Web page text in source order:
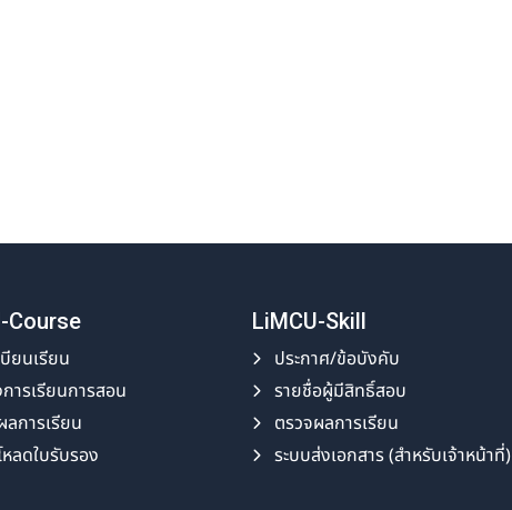
Course
ยนเรียน
ารเรียนการสอน
ลการเรียน
ลดใบรับรอง
LiMCU-Skill
ประกาศ/ข้อบังคับ
รายชื่อผู้มีสิทธิ์สอบ
ตรวจผลการเรียน
ระบบส่งเอกสาร (สำหรับเจ้าหน้าที่)